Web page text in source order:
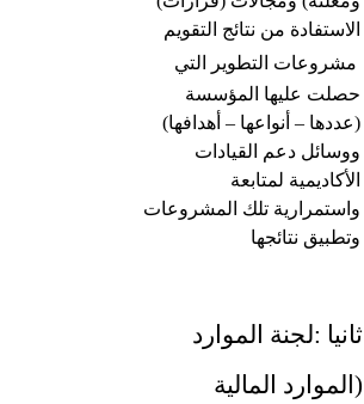
الاستفادة من نتائج التقويم
مشروعات التطوير التي
حصلت عليها المؤسسة
(عددها – أنواعها – أهدافها)
ووسائل دعم القيادات
الأكاديمية لمتابعة
واستمرارية تلك المشروعات
وتطبيق نتائجها
ثانيا :لجنة الموارد
(الموارد المالية